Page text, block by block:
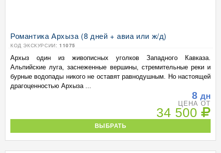
Романтика Архыза (8 дней + авиа или ж/д)
КОД ЭКСКУРСИИ: 11075
Архыз один из живописных уголков Западного Кавказа.
Альпийские луга, заснеженные вершины, стремительные реки и
бурные водопады никого не оставят равнодушным. Но настоящей
драгоценностью Архыза ...
8 дн
ЦЕНА ОТ
34 500
ВЫБРАТЬ